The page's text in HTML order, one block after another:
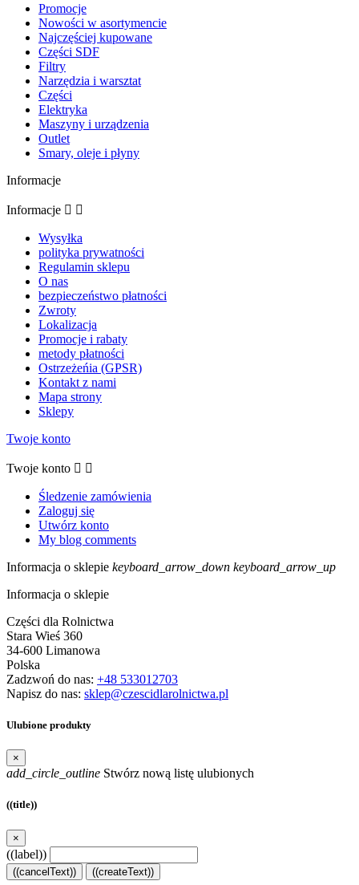
Promocje
Nowości w asortymencie
Najczęściej kupowane
Części SDF
Filtry
Narzędzia i warsztat
Części
Elektryka
Maszyny i urządzenia
Outlet
Smary, oleje i płyny
Informacje
Informacje  
Wysyłka
polityka prywatności
Regulamin sklepu
O nas
bezpieczeństwo płatności
Zwroty
Lokalizacja
Promocje i rabaty
metody płatności
Ostrzeżeńia (GPSR)
Kontakt z nami
Mapa strony
Sklepy
Twoje konto
Twoje konto  
Śledzenie zamówienia
Zaloguj się
Utwórz konto
My blog comments
Informacja o sklepie keyboard_arrow_down keyboard_arrow_up
Informacja o sklepie
Części dla Rolnictwa
Stara Wieś 360
34-600 Limanowa
Polska
Zadzwoń do nas: +48 533012703
Napisz do nas: sklep@czescidlarolnictwa.pl
Ulubione produkty
×
add_circle_outline Stwórz nową listę ulubionych
((title))
×
((label))
((cancelText)) ((createText))